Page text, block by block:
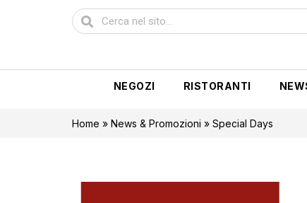
NEGOZI RISTORANTI
Home » News & Promozioni » Special Days